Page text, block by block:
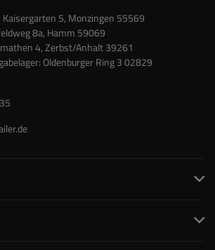
5, Monzingen 55569
8a, Hamm 59069
4, Zerbst/Anhalt 39261
Oldenburger Ring 3 02829